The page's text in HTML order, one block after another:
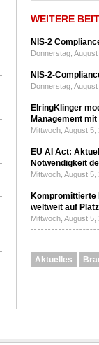
WEITERE
NIS-2
Donnerstag,
NIS-2-
Donnerstag,
ElringKlinger
Management
Mittwoch, August
EU AI Act:
Notwendigkeit
Mittwoch, August
Kompromittierte
weltweit auf
Mittwoch, August
Aktuelles